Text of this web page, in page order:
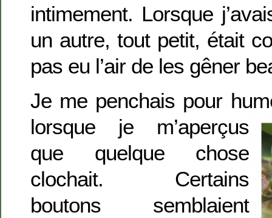
intimement. Lorsque
un autre, tout petit, était
pas eu l’air de les gêner
Je me penchais pour
lorsque je m’aperçus
que quelque chose
clochait. Certains
boutons semblaient